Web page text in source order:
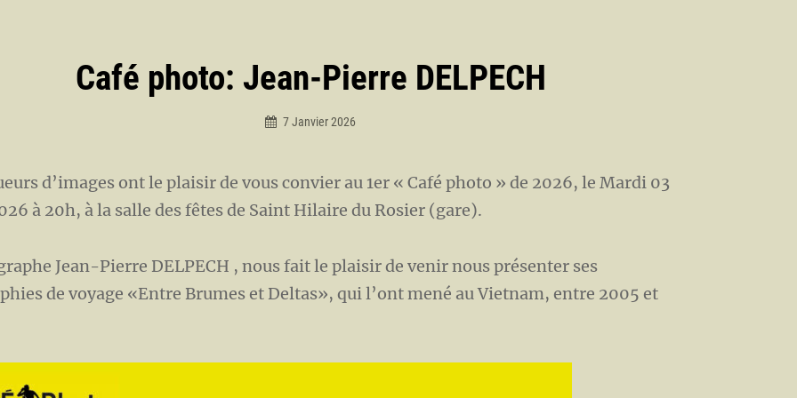
Café photo: Jean-Pierre DELPECH
7 Janvier 2026
d’images ont le plaisir de vous convier au 1er « Café photo » de 2026, le Mardi 03
à 20h, à la salle des fêtes de Saint Hilaire du Rosier (gare).
Jean-Pierre DELPECH , nous fait le plaisir de venir nous présenter ses
de voyage «Entre Brumes et Deltas», qui l’ont mené au Vietnam, entre 2005 et